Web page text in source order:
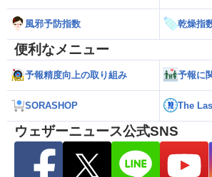
風邪予防指数 乾燥指
便利なメニュー
予報精度向上の取り組み 予報に
SORASHOP The
ウェザーニュース公式SNS